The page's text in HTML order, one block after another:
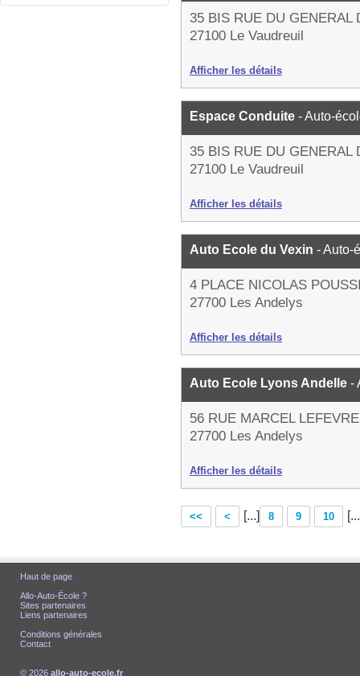
35 BIS RUE DU GENERAL
27100 Le Vaudreuil
Afficher les détails
Espace Conduite - Auto-
35 BIS RUE DU GENERAL
27100 Le Vaudreuil
Afficher les détails
Auto Ecole du Vexin - Auto-
4 PLACE NICOLAS
27700 Les Andelys
Afficher les détails
Auto Ecole Lyons Andelle -
56 RUE MARCEL LEFEVRE
27700 Les Andelys
Afficher les détails
<< < [...] 8 9 10
Haut de page
Allo-Auto-École ?
Sites partenaires
Liens partenaires
Conditions générales
Contact
© 2026 allo-auto-ecole.fr